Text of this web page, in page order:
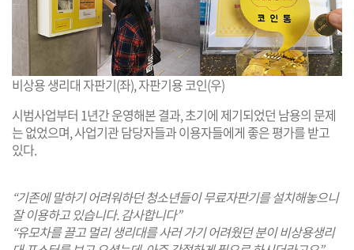
비상용 생리대 자판기(좌), 자판기용 코인(우)
시범사업부터 1년간 운영해본 결과, 초기에 제기되었던 남용의 문제
는 없었으며, 사업기관 담당자들과 이용자들에게 좋은 평가를 받고
있다.
“기존에 말하기 어려워하던 청소년들이 무료자판기를 설치해놓으니
잘 이용하고 있습니다. 감사합니다”
“유모차를 끌고 멀리 생리대를 사러 가기 어려웠던 분이 비상용생리